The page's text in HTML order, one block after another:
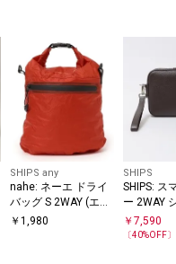
SHIPS any
nahe: ネーエ ドライ
バッグ S 2WAY (エコ
バッグ / サブバッグ)
￥ 1,980
SHIPS
SHIPS: ス
ー 2WAY
バッグ
￥7,590
〔40%OFF〕